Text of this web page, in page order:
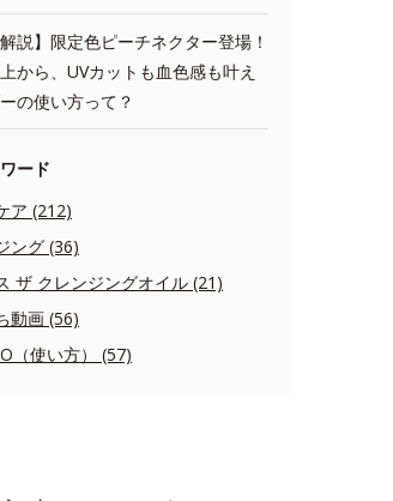
解説】限定色ピーチネクター登場！
から、UVカットも血色感も叶え
の使い方って？
ード
ア (212)
ング (36)
ザ クレンジングオイル (21)
動画 (56)
（使い方） (57)